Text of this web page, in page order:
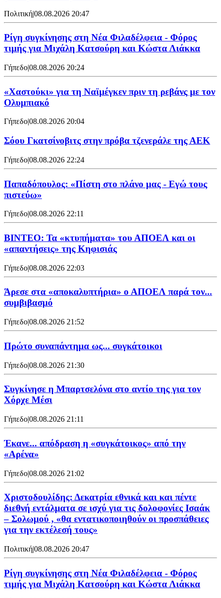
Πολιτική|08.08.2026 20:47
Ρίγη συγκίνησης στη Νέα Φιλαδέλφεια - Φόρος
τιμής για Μιχάλη Κατσούρη και Κώστα Λιάκκα
Γήπεδο|08.08.2026 20:24
«Χαστούκι» για τη Ναϊμέγκεν πριν τη ρεβάνς με τον
Ολυμπιακό
Γήπεδο|08.08.2026 20:04
Σόου Γκατσίνοβιτς στην πρόβα τζενεράλε της ΑΕΚ
Γήπεδο|08.08.2026 22:24
Παπαδόπουλος: «Πίστη στο πλάνο μας - Εγώ τους
πιστεύω»
Γήπεδο|08.08.2026 22:11
ΒΙΝΤΕΟ: Τα «κτυπήματα» του ΑΠΟΕΛ και οι
«απαντήσεις» της Κηφισιάς
Γήπεδο|08.08.2026 22:03
Άρεσε στα «αποκαλυπτήρια» ο ΑΠΟΕΛ παρά τον...
συμβιβασμό
Γήπεδο|08.08.2026 21:52
Πρώτο συναπάντημα ως... συγκάτοικοι
Γήπεδο|08.08.2026 21:30
Συγκίνησε η Μπαρτσελόνα στο αντίο της για τον
Χόρχε Μέσι
Γήπεδο|08.08.2026 21:11
Έκανε... απόδραση η «συγκάτοικος» από την
«Αρένα»
Γήπεδο|08.08.2026 21:02
Χριστοδουλίδης: Δεκατρία εθνικά και και πέντε
διεθνή εντάλματα σε ισχύ για τις δολοφονίες Ισαάκ
– Σολωμού , «θα εντατικοποιηθούν οι προσπάθειες
για την εκτέλεσή τους»
Πολιτική|08.08.2026 20:47
Ρίγη συγκίνησης στη Νέα Φιλαδέλφεια - Φόρος
τιμής για Μιχάλη Κατσούρη και Κώστα Λιάκκα